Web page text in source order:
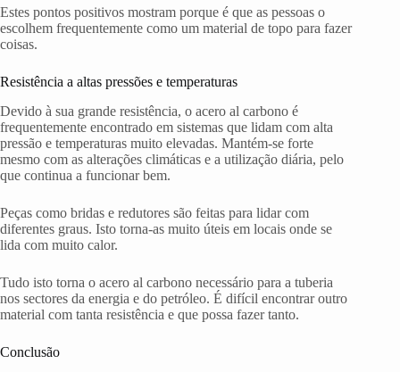
Estes pontos positivos mostram porque é que as pessoas o
escolhem frequentemente como um material de topo para fazer
coisas.
Resistência a altas pressões e temperaturas
Devido à sua grande resistência, o acero al carbono é
frequentemente encontrado em sistemas que lidam com alta
pressão e temperaturas muito elevadas. Mantém-se forte
mesmo com as alterações climáticas e a utilização diária, pelo
que continua a funcionar bem.
Peças como bridas e redutores são feitas para lidar com
diferentes graus. Isto torna-as muito úteis em locais onde se
lida com muito calor.
Tudo isto torna o acero al carbono necessário para a tuberia
nos sectores da energia e do petróleo. É difícil encontrar outro
material com tanta resistência e que possa fazer tanto.
Conclusão